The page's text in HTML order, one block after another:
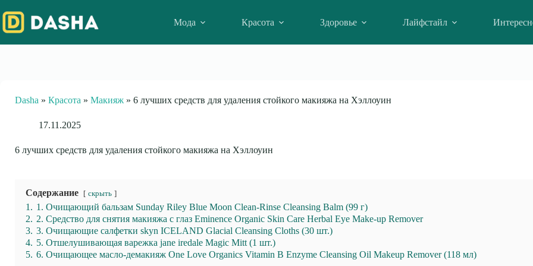
to
content
Мода Красота Здоровье Лайфстайл
Dasha » Красота » Макияж » 6 лучших средств для удаления стойкого макияжа на Хэллоуин
17.11.2025
6 лучших средств для удаления стойкого макияжа на Хэллоуин
Содержание скрыть
1. 1. Очищающий бальзам Sunday Riley Blue Moon Clean-Rinse Cleansing Balm (99 г)
2. 2. Средство для снятия макияжа с глаз Eminence Organic Skin Care Herbal Eye Make-up Remover
3. 3. Очищающие салфетки skyn ICELAND Glacial Cleansing Cloths (30 шт.)
4. 5. Отшелушивающая варежка jane iredale Magic Mitt (1 шт.)
5. 6. Очищающее масло-демакияж One Love Organics Vitamin B Enzyme Cleansing Oil Makeup Remover (118 мл)